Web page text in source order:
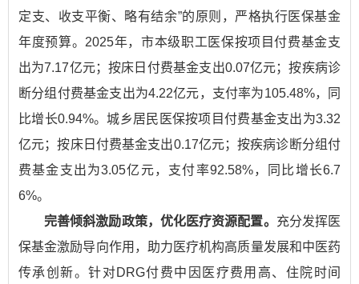
定支、收支平衡、略有结余”的原则，严格执行医保基金
年度预算。2025年，市本级职工医保按项目付费基金支
出为7.17亿元；按床日付费基金支出0.07亿元；按疾病诊
断分组付费基金支出为4.22亿元，支付率为105.48%，同
比增长0.94%。城乡居民医保按项目付费基金支出为3.32
亿元；按床日付费基金支出0.17亿元；按疾病诊断分组付
费基金支出为3.05亿元，支付率92.58%，同比增长6.7
6%。
完善倾斜激励政策，优化医疗资源配置。 充分发挥医
保基金激励导向作用，助力医疗机构高质量发展和中医药
传承创新。针对DRG付费中因医疗费用高、住院时间